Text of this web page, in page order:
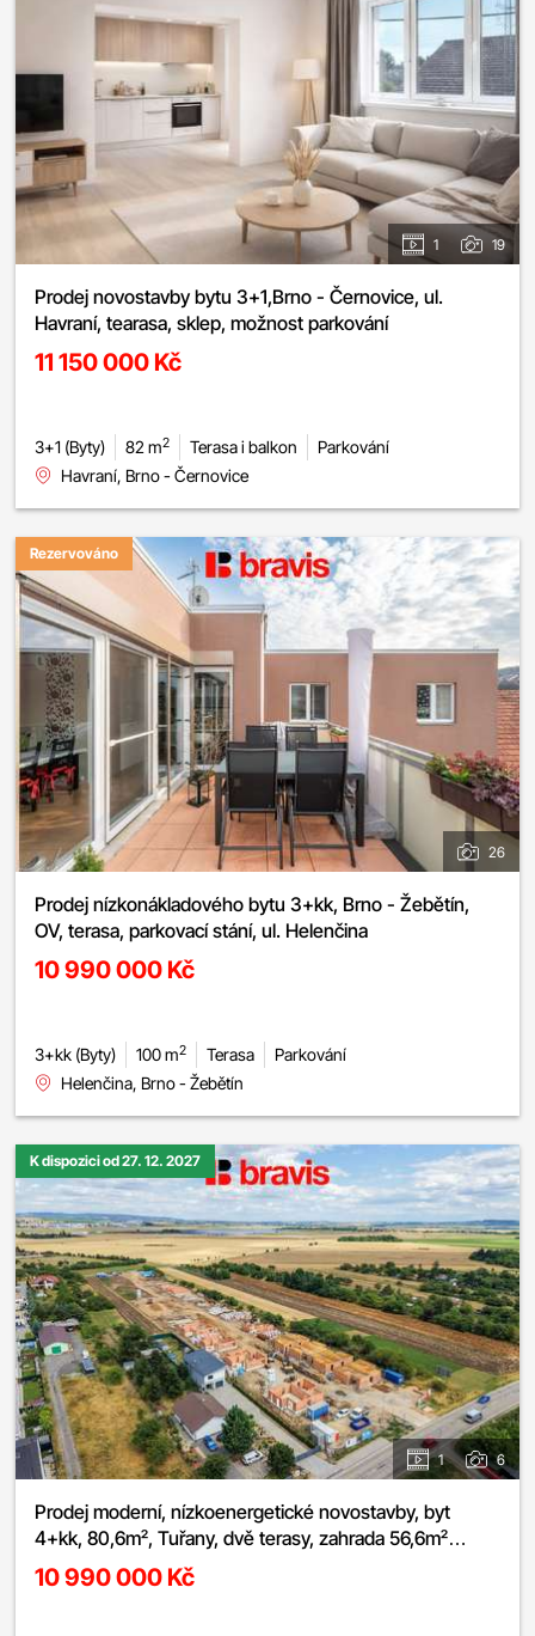
1 19
Prodej novostavby bytu 3+1,Brno - Černovice, ul.
Havraní, tearasa, sklep, možnost parkování
11 150 000 Kč
3+1 (Byty) 82 m2 Terasa i balkon
Parkování
Havraní, Brno - Černovice
Rezervováno
26
Prodej nízkonákladového bytu 3+kk, Brno - Žebětín,
OV, terasa, parkovací stání, ul. Helenčina
10 990 000 Kč
3+kk (Byty) 100 m2 Terasa
Parkování
Helenčina, Brno - Žebětín
K dispozici od 27. 12. 2027
1 6
Prodej moderní, nízkoenergetické novostavby, byt
4+kk, 80,6m², Tuřany, dvě terasy, zahrada 56,6m²
možnost sklepa a parkování
10 990 000 Kč